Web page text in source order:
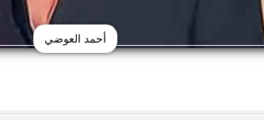
أحمد العوضي